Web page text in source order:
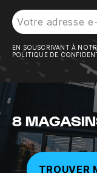
EN SOUSCRIVANT À
POLITIQUE DE
8
TROUVER